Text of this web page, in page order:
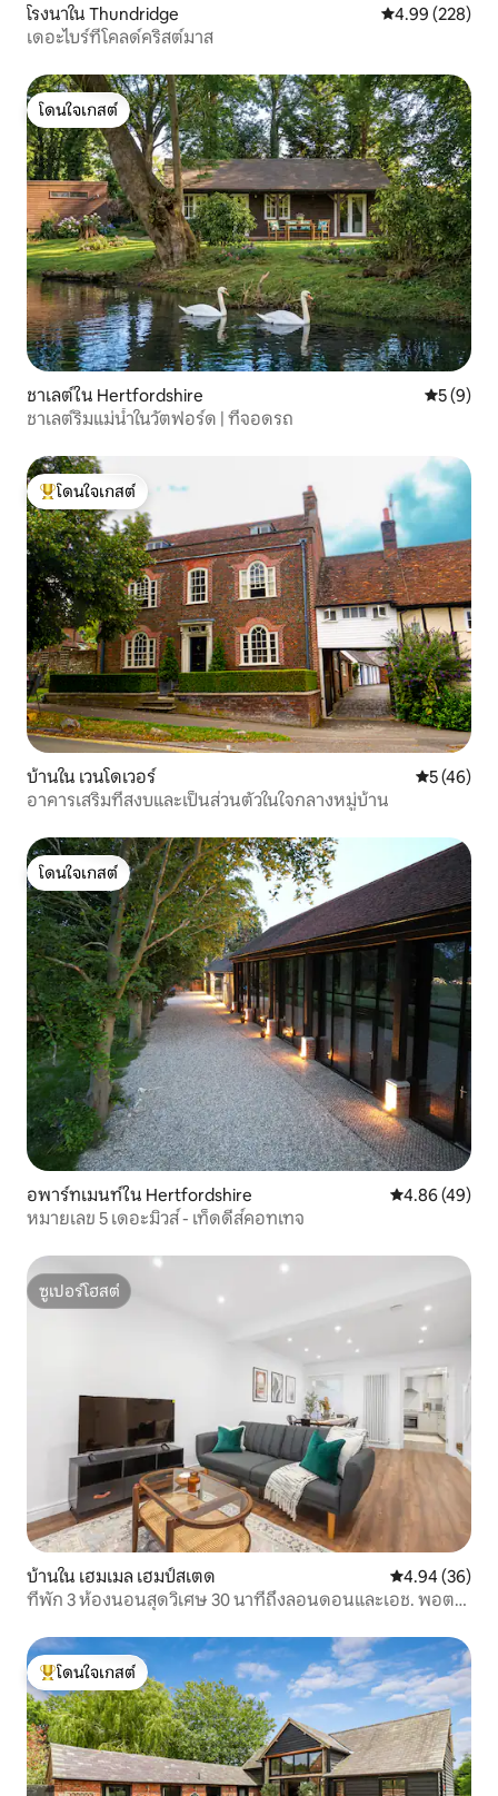
โรงนาใน Thundridge คะแนนเฉลี่ย
4.99 (228)
เดอะไบร์ที่โคลด์คริสต์มาส
โดนใจเกสต์
โดนใจเกสต์
ชาเลต์ใน Hertfordshire คะแนนเฉ
5 (9)
ชาเลต์ริมแม่น้ำในวัตฟอร์ด | ที่จอดรถ
โดนใจเกสต์ที่สุด
โดนใจเกสต์
บ้านใน เวนโดเวอร์ คะแนนเฉลี่
5 (46)
อาคารเสริมที่สงบและเป็นส่วนตัวในใจกลางหมู่บ้าน
โดนใจเกสต์
โดนใจเกสต์
อพาร์ทเมนท์ใน Hertfordshire คะแนนเฉลี่ย
4.86 (49)
หมายเลข 5 เดอะมิวส์ - เท็ดดี้ส์คอทเทจ
ซูเปอร์โฮสต์
ซูเปอร์โฮสต์
บ้านใน เฮมเมล เฮมป์สเตด คะแนนเฉลี่ย
4.94 (36)
ที่พัก 3 ห้องนอนสุดวิเศษ 30 นาทีถึงลอนดอนและเอช. พอต
โดนใจเกสต์ที่สุด
โดนใจเกสต์